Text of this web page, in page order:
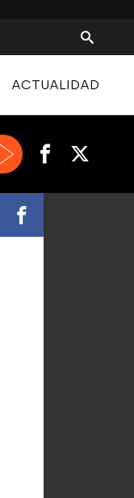
ACTUALIDAD
El Hormiguero